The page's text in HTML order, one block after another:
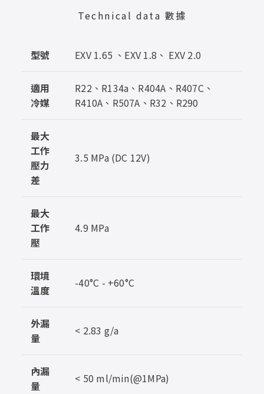
Technical data 數據
型號 EXV 1.65 、EXV 1.8、 EXV 2.0
適用
冷媒
R22、R134a、R404A、R407C、
R410A、R507A、R32、R290
最大
工作
壓力
差
3.5 MPa (DC 12V)
最大
工作
壓
4.9 MPa
環境
溫度
-40°C - +60°C
外漏
量
< 2.83 g/a
內漏
量
< 50 ml/min(@1MPa)